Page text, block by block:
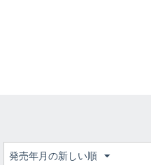
発売年月の新しい順